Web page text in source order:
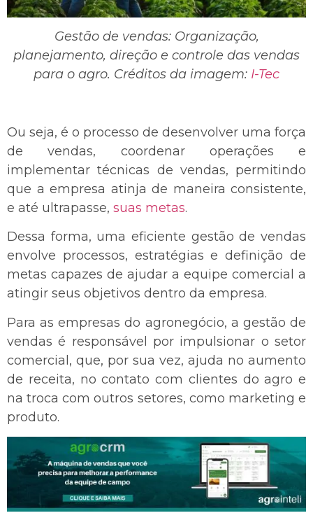
Gestão de vendas: Organização,
planejamento, direção e controle das vendas
para o agro. Créditos da imagem: I-Tec
Ou seja, é o processo de desenvolver uma força
de vendas, coordenar operações e
implementar técnicas de vendas, permitindo
que a empresa atinja de maneira consistente,
e até ultrapasse, suas metas.
Dessa forma, uma eficiente gestão de vendas
envolve processos, estratégias e definição de
metas capazes de ajudar a equipe comercial a
atingir seus objetivos dentro da empresa.
Para as empresas do agronegócio, a gestão de
vendas é responsável por impulsionar o setor
comercial, que, por sua vez, ajuda no aumento
de receita, no contato com clientes do agro e
na troca com outros setores, como marketing e
produto.